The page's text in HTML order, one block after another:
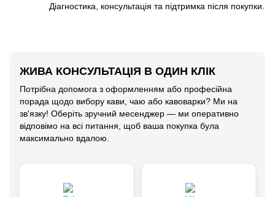
Діагностика, консультація та підтримка після покупки.
ЖИВА КОНСУЛЬТАЦІЯ В ОДИН КЛІК
Потрібна допомога з оформленням або професійна
порада щодо вибору кави, чаю або кавоварки? Ми на
зв'язку! Оберіть зручний месенджер — ми оперативно
відповімо на всі питання, щоб ваша покупка була
максимально вдалою.